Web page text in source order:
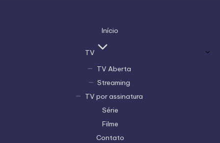
Início
TV
TV Aberta
Streaming
TV por assinatura
Série
Filme
Contato